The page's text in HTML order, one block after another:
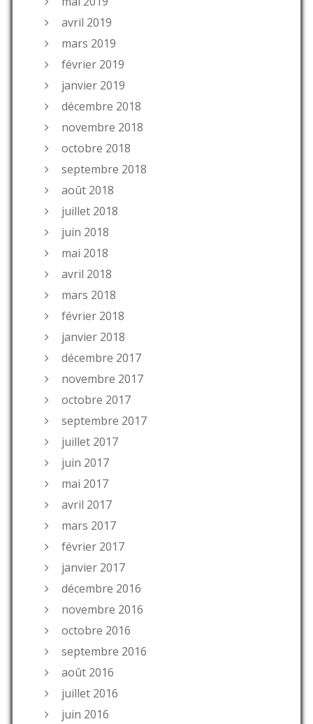
avril 2019
mars 2019
février 2019
janvier 2019
décembre 2018
novembre 2018
octobre 2018
septembre 2018
août 2018
juillet 2018
juin 2018
mai 2018
avril 2018
mars 2018
février 2018
janvier 2018
décembre 2017
novembre 2017
octobre 2017
septembre 2017
juillet 2017
juin 2017
mai 2017
avril 2017
mars 2017
février 2017
janvier 2017
décembre 2016
novembre 2016
octobre 2016
septembre 2016
août 2016
juillet 2016
juin 2016